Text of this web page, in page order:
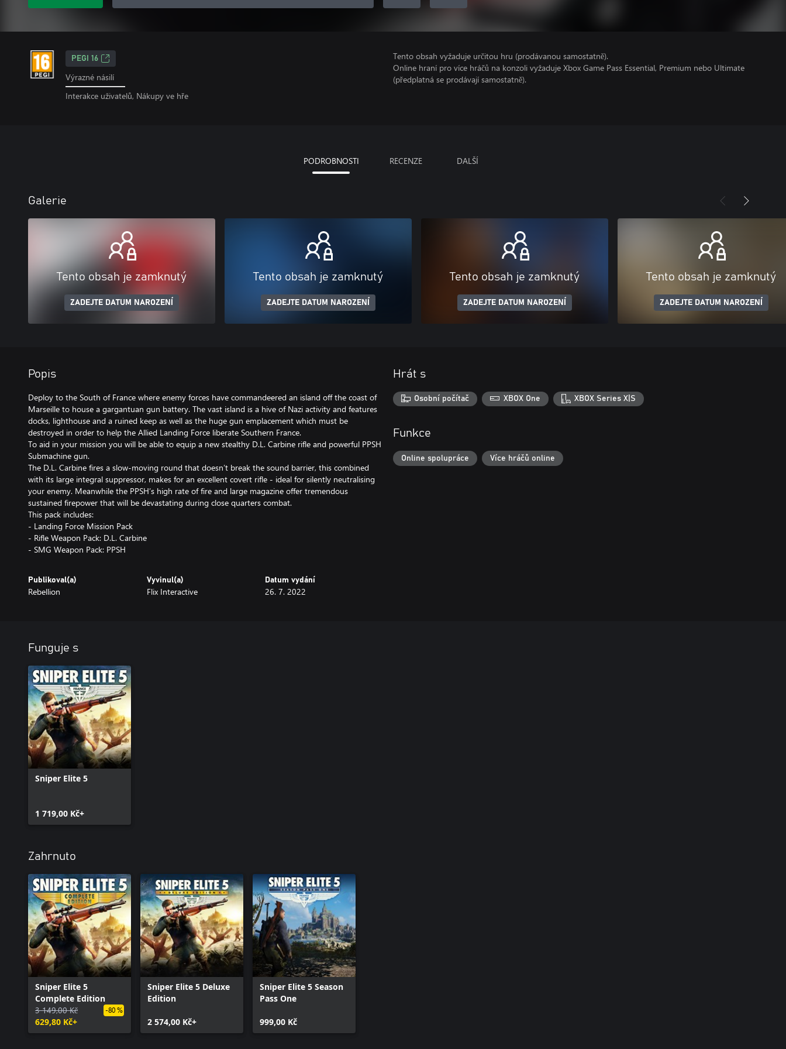
PEGI 16
Výrazné násilí
Interakce uživatelů, Nákupy ve hře
Tento obsah vyžaduje určitou hru (prodávanou samostatně).
Online hraní pro více hráčů na konzoli vyžaduje Xbox Game Pass Essential, Premium nebo Ultimate
(předplatná se prodávají samostatně).
PODROBNOSTI RECENZE DALŠÍ
Galerie
Tento obsah je zamknutý
ZADEJTE DATUM NAROZENÍ
Tento obsah je zamknutý
ZADEJTE DATUM NAROZENÍ
Tento obsah je zamknutý
ZADEJTE DATUM NAROZENÍ
Tento obsah je zamknutý
ZADEJTE DATUM NAROZENÍ
Popis
Deploy to the South of France where enemy forces have commandeered an island off the coast of
Marseille to house a gargantuan gun battery. The vast island is a hive of Nazi activity and features
docks, lighthouse and a ruined keep as well as the huge gun emplacement which must be
destroyed in order to help the Allied Landing Force liberate Southern France.
To aid in your mission you will be able to equip a new stealthy D.L. Carbine rifle and powerful PPSH
Submachine gun.
The D.L. Carbine fires a slow-moving round that doesn’t break the sound barrier, this combined
with its large integral suppressor, makes for an excellent covert rifle - ideal for silently neutralising
your enemy. Meanwhile the PPSH’s high rate of fire and large magazine offer tremendous
sustained firepower that will be devastating during close quarters combat.
This pack includes:
- Landing Force Mission Pack
- Rifle Weapon Pack: D.L. Carbine
Publikoval(a)
Rebellion
Vyvinul(a)
Flix Interactive
Datum vydání
26. 7. 2022
Hrát s
Osobní počítač XBOX One XBOX Series X|S
Funkce
Online spolupráce Více hráčů online
Funguje s
Sniper Elite 5
1 719,00 Kč+
Zahrnuto
Sniper Elite 5
Complete Edition
3 149,00 Kč
629,80 Kč+
-80 %
Sniper Elite 5 Deluxe
Edition
2 574,00 Kč+
Sniper Elite 5 Season
Pass One
999,00 Kč